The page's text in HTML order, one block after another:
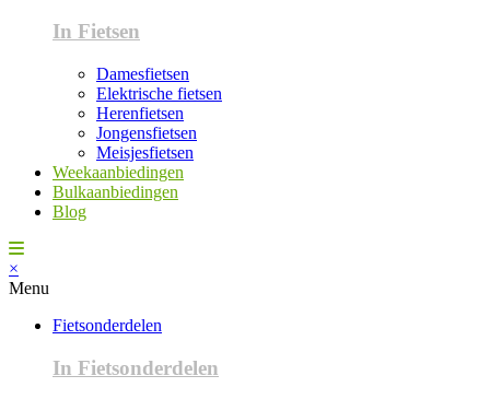
In Fietsen
Damesfietsen
Elektrische fietsen
Herenfietsen
Jongensfietsen
Meisjesfietsen
Weekaanbiedingen
Bulkaanbiedingen
Blog
×
Menu
Fietsonderdelen
In Fietsonderdelen